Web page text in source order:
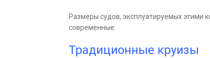
Размеры судов, эксплуатируемых этими
современные.
Традиционные круизы